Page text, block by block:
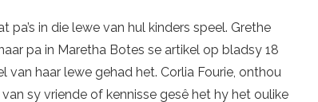
in die lewe van hul kinders speel. Grethe
pa in Maretha Botes se artikel op bladsy 18
van haar lewe gehad het. Corlia Fourie, onthou
sy vriende of kennisse gesê het hy het oulike